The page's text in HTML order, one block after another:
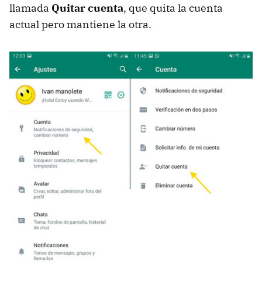
llamada Quitar cuenta, que quita la cuenta
actual pero mantiene la otra.